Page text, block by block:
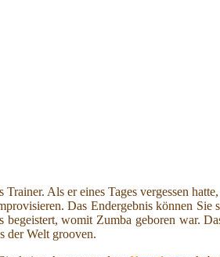
Als er eines Tages vergessen
Das Endergebnis können
womit Zumba geboren war.
der Welt grooven.